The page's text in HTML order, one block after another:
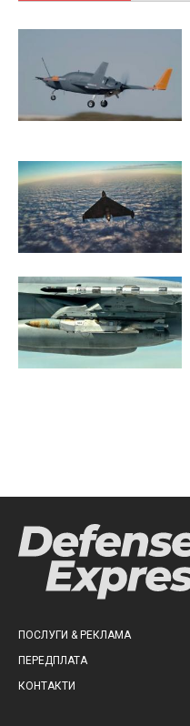
ПОСЛУГИ & РЕКЛАМА
ПЕРЕДПЛАТА
КОНТАКТИ